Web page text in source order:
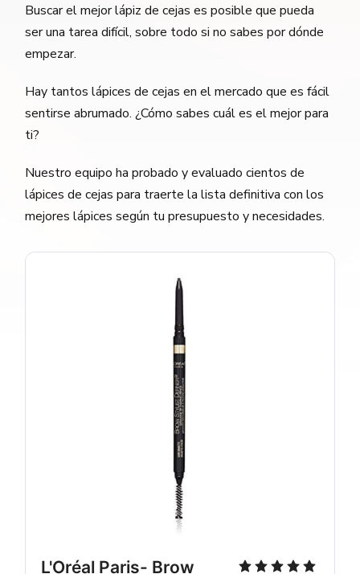
Buscar el mejor lápiz de cejas es posible que pueda
ser una tarea difícil, sobre todo si no sabes por dónde
empezar.
Hay tantos lápices de cejas en el mercado que es fácil
sentirse abrumado. ¿Cómo sabes cuál es el mejor para
ti?
Nuestro equipo ha probado y evaluado cientos de
lápices de cejas para traerte la lista definitiva con los
mejores lápices según tu presupuesto y necesidades.
L'Oréal Paris- Brow